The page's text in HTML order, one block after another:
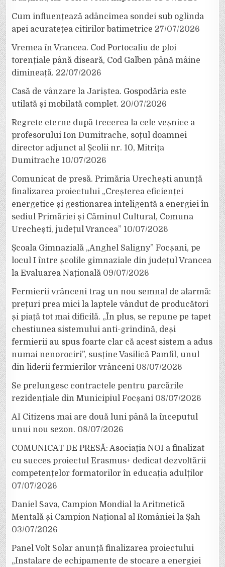
Cum influențează adâncimea sondei sub oglinda
apei acuratețea citirilor batimetrice 27/07/2026
Vremea în Vrancea. Cod Portocaliu de ploi
torențiale până diseară, Cod Galben până mâine
dimineață. 22/07/2026
Casă de vânzare la Jariștea. Gospodăria este
utilată și mobilată complet. 20/07/2026
Regrete eterne după trecerea la cele veșnice a
profesorului Ion Dumitrache, soțul doamnei
director adjunct al Școlii nr. 10, Mitrița
Dumitrache 10/07/2026
Comunicat de presă. Primăria Urechești anunță
finalizarea proiectului „Creșterea eficienței
energetice și gestionarea inteligentă a energiei în
sediul Primăriei și Căminul Cultural, Comuna
Urechești, județul Vrancea” 10/07/2026
Școala Gimnazială „Anghel Saligny” Focșani, pe
locul I între școlile gimnaziale din județul Vrancea
la Evaluarea Națională 09/07/2026
Fermierii vrânceni trag un nou semnal de alarmă:
prețuri prea mici la laptele vândut de producători
și piață tot mai dificilă. „În plus, se repune pe tapet
chestiunea sistemului anti-grindină, deși
fermierii au spus foarte clar că acest sistem a adus
numai nenorociri”, susține Vasilică Pamfil, unul
din liderii fermierilor vrânceni 08/07/2026
Se prelungesc contractele pentru parcările
rezidențiale din Municipiul Focșani 08/07/2026
AI Citizens mai are două luni până la începutul
unui nou sezon. 08/07/2026
COMUNICAT DE PRESĂ: Asociația NOI a finalizat
cu succes proiectul Erasmus+ dedicat dezvoltării
competențelor formatorilor în educația adulților
07/07/2026
Daniel Sava, Campion Mondial la Aritmetică
Mentală și Campion Național al României la Șah
03/07/2026
Panel Volt Solar anunță finalizarea proiectului
„Instalare de echipamente de stocare a energiei